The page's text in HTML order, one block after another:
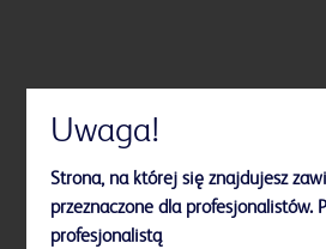
Uwaga!
Strona, na której się znajdujesz
przeznaczone dla profesjonalistów.
profesjonalistą